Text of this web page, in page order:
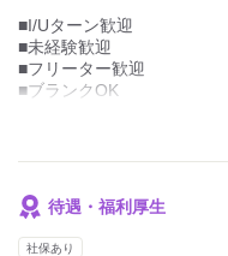
休みも最近増やして、給料
希望休と有給休暇は事前に
休めるように仕事を組んで
働きやすいように制度は整
再配達等でスケジュールが
■I/Uターン歓迎
■未経験歓迎
■フリーター歓迎
■ブランクOK
慣れてきて、もっと稼ぎた
より大型のトラック、長距
待遇・福利厚生
社保あり